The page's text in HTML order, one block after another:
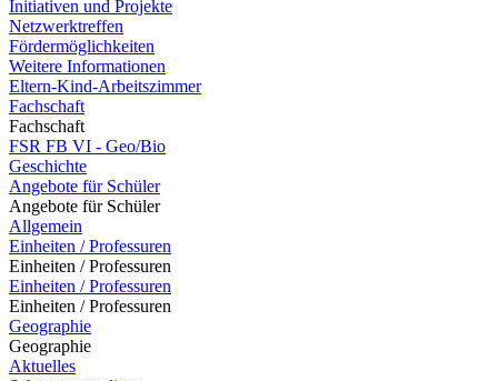
Initiativen und Projekte
Netzwerktreffen
Fördermöglichkeiten
Weitere Informationen
Eltern-Kind-Arbeitszimmer
Fachschaft
Fachschaft
FSR FB VI - Geo/Bio
Geschichte
Angebote für Schüler
Angebote für Schüler
Allgemein
Einheiten / Professuren
Einheiten / Professuren
Einheiten / Professuren
Einheiten / Professuren
Geographie
Geographie
Aktuelles